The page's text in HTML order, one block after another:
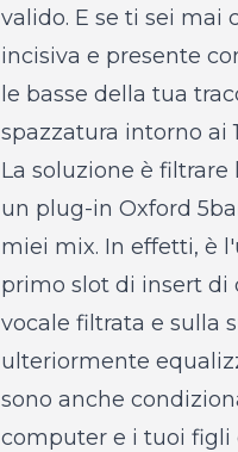
valido. E se ti sei mai
incisiva e presente
le basse della tua
spazzatura intorno ai
La soluzione è
un plug-in Oxford
miei mix. In effetti, è
primo slot di insert di
vocale filtrata e sulla
ulteriormente
sono anche
computer e i tuoi figli